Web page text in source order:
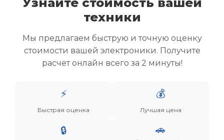
Скупка ноутбуков
Скупка ультрабуков
Скупка рабочих ноутбуков
Скупка старых ноутбуков (б/у)
Скупка внешних жестких дисков
Заказать Смотреть еще
техники
Мы предлагаем быструю и точную оценку
стоимости вашей электроники. Получите
расчет онлайн всего за 2 минуты!
⚡
Быстрая оценка
💰
Лучшая цена
🔒 🚗